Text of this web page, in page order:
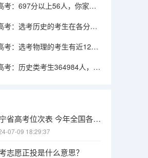
山东2026高考：697分以上56人，你家孩子考了多少分
2026山东高考：选考历史的考生在各分数段占比变化趋势
2026山东高考：选考物理的考生有近12万人未能达到本科线
2026山东高考：历史类考生364984人，本科上线仅36.3%
辽宁省高考位次表 今年全国各省的高考志愿填报时间是几号？
07-09 18:29:37
志愿正投是什么意思？